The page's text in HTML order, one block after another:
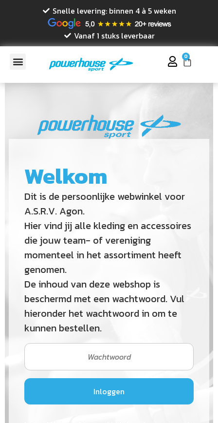
Snelle levering: binnen 4 à 5 weken
Vanaf 1 stuks leverbaar
0
Welkom
Dit is de persoonlijke webwinkel voor
A.S.R.V. Agon.
Hier vind jij alle kleding en accessoires
die jouw team- of vereniging
momenteel in het assortiment heeft
genomen.
De inhoud van deze webshop is
beschermd met een wachtwoord. Vul
hieronder het wachtwoord in om te
kunnen bestellen.